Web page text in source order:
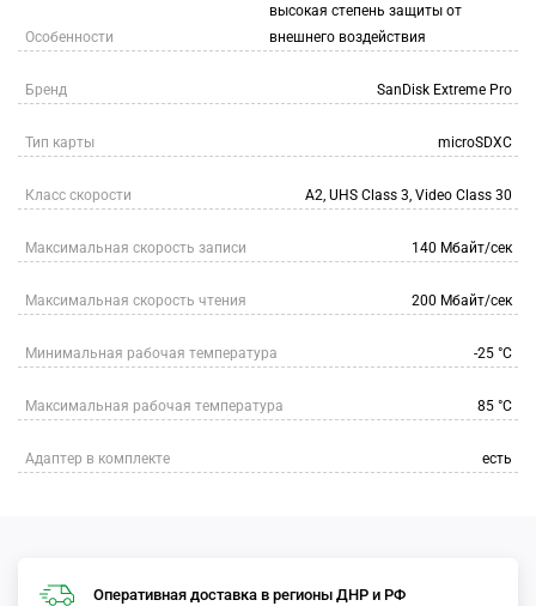
Особенности
высокая степень защиты от
внешнего воздействия
Бренд SanDisk Extreme Pro
Тип карты microSDXC
Класс скорости A2, UHS Class 3, Video Class 30
Максимальная скорость записи 140 Мбайт/сек
Максимальная скорость чтения 200 Мбайт/сек
Минимальная рабочая температура -25 °C
Максимальная рабочая температура 85 °C
Адаптер в комплекте есть
Оперативная доставка в регионы ДНР и РФ